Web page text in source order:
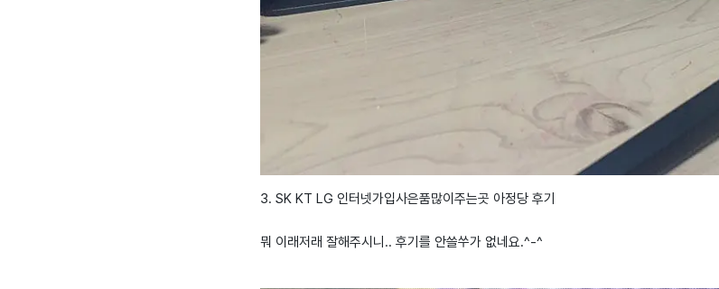
3. SK KT LG 인터넷가입사은품많이주는곳 아정당 후기
뭐 이래저래 잘해주시니.. 후기를 안쓸쑤가 없네요.^-^